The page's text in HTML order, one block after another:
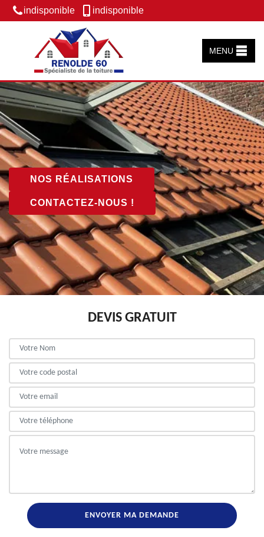
indisponible indisponible
MENU
NOS RÉALISATIONS
CONTACTEZ-NOUS !
DEVIS GRATUIT